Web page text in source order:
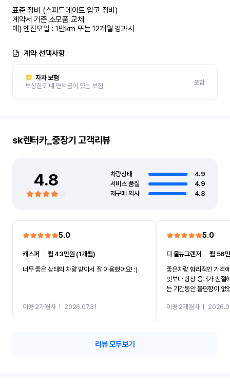
표준 정비 (스피드메이트 입고 정비)
계약서 기준 소모품 교체
예) 엔진오일 : 1만km 또는 12개월 경과시
계약 선택사항
자차 보험
보상한도 내 면책금이 있는 보험
포함
sk렌터카_중장기 고객리뷰
4.8 차량상태
4.9
서비스 품질
4.9
재구매 의사
4.8
5.0
캐스퍼
월 43만원 (1개월)
너무 좋은 상태의 차량 받아서 잘 이용했어요! :)
이용 2개월차ㅣ 2026.07.31
5.0
디 올뉴그랜저 ㅣ월 56
좋은차량 합리적인 가격
엇보다 항상 응대가 친절
는 기간동안 불편함이 없
카 렌트 고민없이 강추합
이용 2개월차ㅣ
리뷰 모두보기